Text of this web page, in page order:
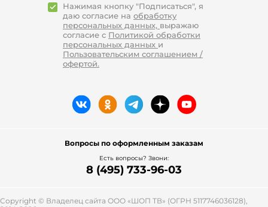
Нажимая кнопку "Подписаться", я
даю согласие на обработку
персональных данных, выражаю
согласие с Политикой обработки
персональных данных и
Пользовательским соглашением /
офертой.
Вопросы по оформленным заказам
Есть вопросы? Звони:
8 (495) 733-96-03
Copyright © Владелец сайта ООО «ШОП ТВ» (ОГРН 5117746036128),